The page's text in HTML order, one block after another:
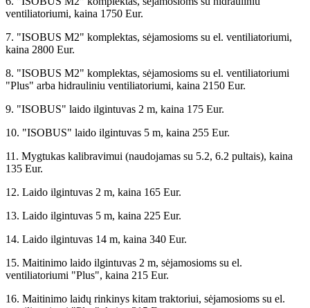
ventiliatoriumi, kaina 1750 Eur.
7. "ISOBUS M2" komplektas, sėjamosioms su el. ventiliatoriumi,
kaina 2800 Eur.
8. "ISOBUS M2" komplektas, sėjamosioms su el. ventiliatoriumi
"Plus" arba hidrauliniu ventiliatoriumi, kaina 2150 Eur.
9. "ISOBUS" laido ilgintuvas 2 m, kaina 175 Eur.
10. "ISOBUS" laido ilgintuvas 5 m, kaina 255 Eur.
11. Mygtukas kalibravimui (naudojamas su 5.2, 6.2 pultais), kaina
135 Eur.
12. Laido ilgintuvas 2 m, kaina 165 Eur.
13. Laido ilgintuvas 5 m, kaina 225 Eur.
14. Laido ilgintuvas 14 m, kaina 340 Eur.
15. Maitinimo laido ilgintuvas 2 m, sėjamosioms su el.
ventiliatoriumi "Plus", kaina 215 Eur.
16. Maitinimo laidų rinkinys kitam traktoriui, sėjamosioms su el.